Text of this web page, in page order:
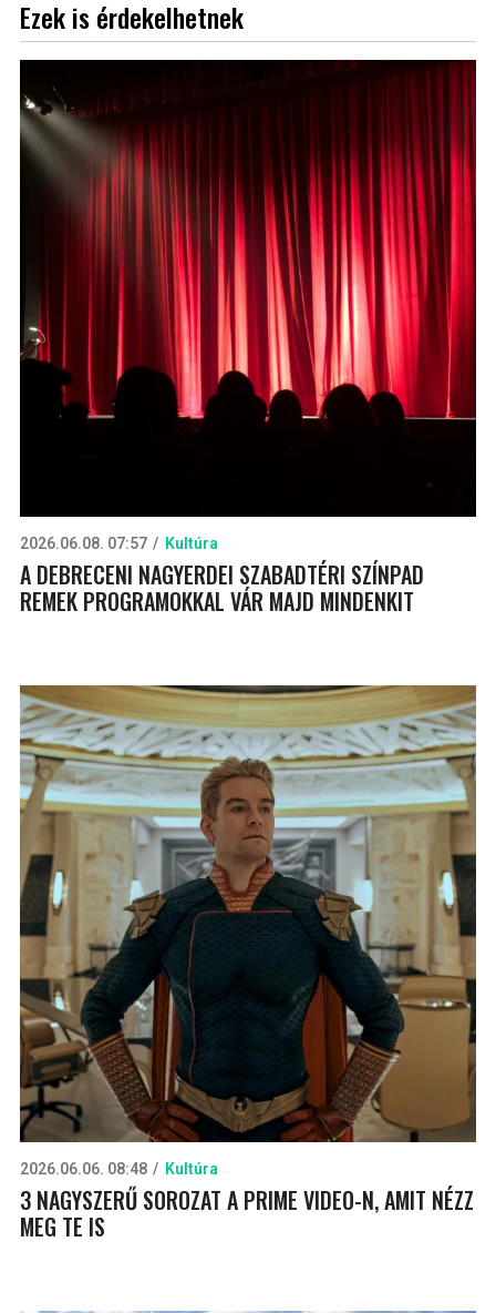
Ezek is érdekelhetnek
2026.06.08. 07:57 Kultúra
A DEBRECENI NAGYERDEI SZABADTÉRI SZÍNPAD
REMEK PROGRAMOKKAL VÁR MAJD MINDENKIT
2026.06.06. 08:48 Kultúra
3 NAGYSZERŰ SOROZAT A PRIME VIDEO-N, AMIT NÉZZ
MEG TE IS